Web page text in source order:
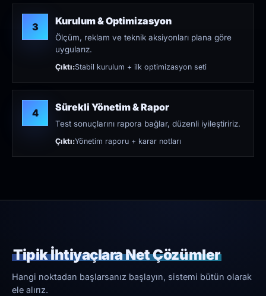
3 Kurulum & Optimizasyon
Ölçüm, reklam ve teknik aksiyonları plana göre
uygularız.
Çıktı:Stabil kurulum + ilk optimizasyon seti
4 Sürekli Yönetim & Rapor
Test sonuçlarını rapora bağlar, düzenli iyileştiririz.
Çıktı:Yönetim raporu + karar notları
Tipik İhtiyaçlara Net Çözümler
Hangi noktadan başlarsanız başlayın, sistemi bütün olarak
ele alırız.